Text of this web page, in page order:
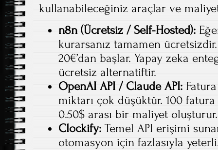
kullanabileceğiniz araçlar ve
n8n (Ücretsiz / Self-Hosted):
kurarsanız tamamen
20€’dan başlar. Yapay zeka
ücretsiz alternatiftir.
OpenAI API / Claude API:
miktarı çok düşüktür. 100
0.50$ arası bir maliyet oluşturur.
Clockify: Temel API erişimi
otomasyon için fazlasıyla